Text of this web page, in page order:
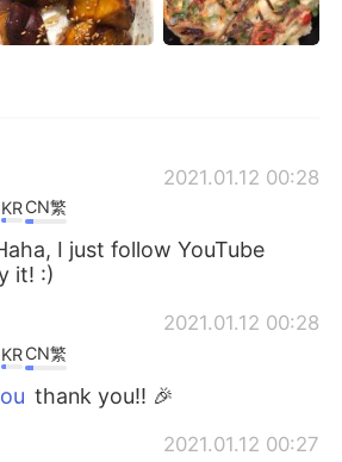
2021.01.12 00:28
KRCN繁
I just follow YouTube
it! :)
2021.01.12 00:28
KRCN繁
thank you!! 🎉
2021.01.12 00:27